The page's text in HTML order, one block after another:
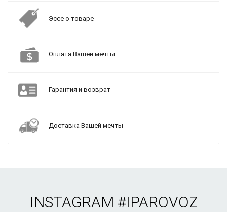
Эссе о товаре
Оплата Вашей мечты
Гарантия и возврат
Доставка Вашей мечты
INSTAGRAM #IPAROVOZ